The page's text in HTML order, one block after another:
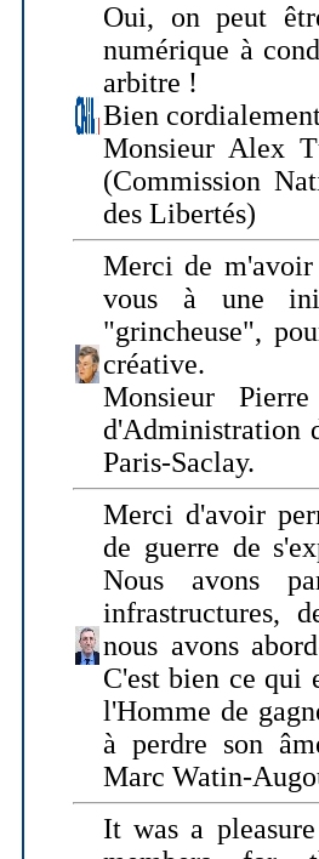
Oui, on peut
numérique à
arbitre !
Bien
Monsieur Alex
(Commission
des Libertés)
Merci de
vous à une
"grincheuse",
créative.
Monsieur
d'Administration
Paris-Saclay.
Merci d'avoir
de guerre de
Nous avons
infrastructures,
nous avons
C'est bien ce qui
l'Homme de
à perdre son
Marc Watin-
It was a